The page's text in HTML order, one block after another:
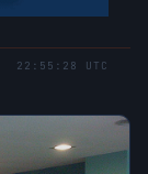
22:55:28 UTC